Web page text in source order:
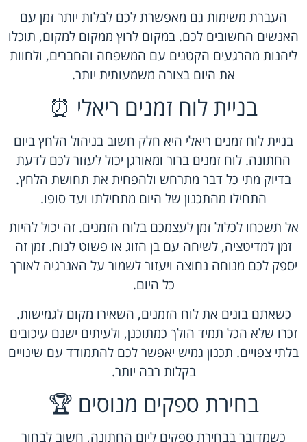
העברת משימות גם מאפשרת לכם לבלות יותר זמן עם
האנשים החשובים לכם. במקום לרוץ ממקום למקום, תוכלו
ליהנות מהרגעים הקטנים עם המשפחה והחברים, ולחוות
את היום בצורה משמעותית יותר.
בניית לוח זמנים ריאלי ⏰
בניית לוח זמנים ריאלי היא חלק חשוב בניהול הלחץ ביום
החתונה. לוח זמנים ברור ומאורגן יכול לעזור לכם לדעת
בדיוק מתי כל דבר מתרחש ולהפחית את תחושת הלחץ.
התחילו מהתכנון של היום מתחילתו ועד סופו.
אל תשכחו לכלול זמן לעצמכם בלוח הזמנים. זה יכול להיות
זמן למדיטציה, לשיחה עם בן הזוג או פשוט לנוח. זמן זה
יספק לכם מנוחה נחוצה ויעזור לשמור על האנרגיה לאורך
כל היום.
כשאתם בונים את לוח הזמנים, השאירו מקום לגמישות.
זכרו שלא הכל תמיד הולך כמתוכנן, ולעיתים ישנם עיכובים
בלתי צפויים. תכנון גמיש יאפשר לכם להתמודד עם שינויים
בקלות רבה יותר.
בחירת ספקים מנוסים 🏆
כשמדובר בבחירת ספקים ליום החתונה, חשוב לבחור